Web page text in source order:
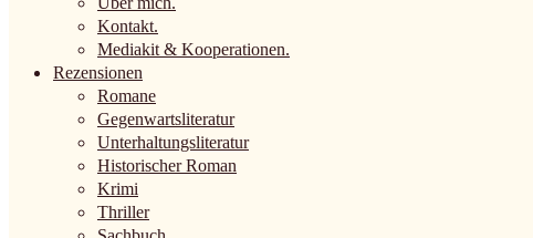
Kontakt.
Mediakit & Kooperationen.
Rezensionen
Romane
Gegenwartsliteratur
Unterhaltungsliteratur
Historischer Roman
Krimi
Thriller